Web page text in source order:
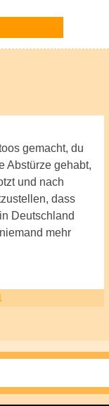
gemacht, du
Abstürze gehabt,
und nach
dass
Deutschland
mehr